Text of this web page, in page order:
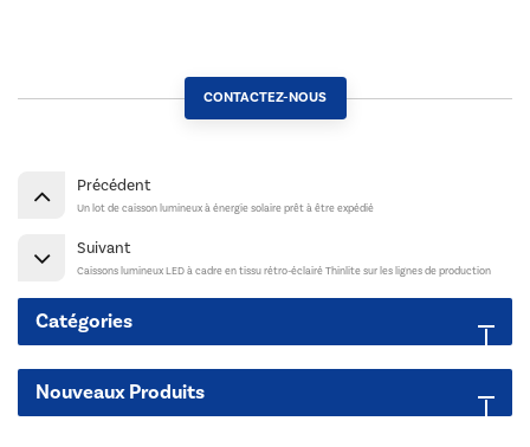
CONTACTEZ-NOUS
Précédent
Un lot de caisson lumineux à énergie solaire prêt à être expédié
Suivant
Caissons lumineux LED à cadre en tissu rétro-éclairé Thinlite sur les lignes de production
Catégories
Nouveaux Produits